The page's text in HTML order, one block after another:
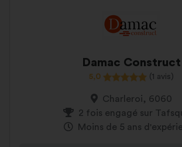
Damac Construct
5,0 (1 avis)
Charleroi, 6060
2 fois engagé sur
Moins de 5 ans